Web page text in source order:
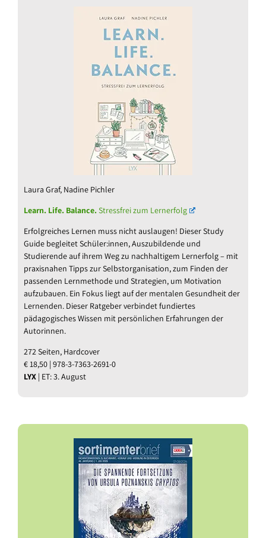
Laura Graf, Nadine Pichler
Learn. Life. Balance.Stressfrei zum Lernerfolg
Erfolgreiches Lernen muss nicht auslaugen! Dieser Study
Guide begleitet Schüler:innen, Auszubildende und
Studierende auf ihrem Weg zu nachhaltigem Lernerfolg – mit
praxisnahen Tipps zur Selbstorganisation, zum Finden der
passenden Lernmethode und Strategien, um Motivation
aufzubauen. Ein Fokus liegt auf der mentalen Gesundheit der
Lernenden. Dieser Ratgeber verbindet fundiertes
pädagogisches Wissen mit persönlichen Erfahrungen der
Autorinnen.
272 Seiten, Hardcover
€ 18,50 | 978-3-7363-2691-0
LYX | ET: 3. August